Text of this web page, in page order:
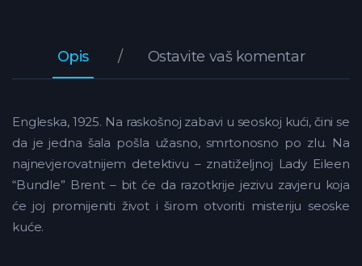
Opis Ostavite vaš komentar
Engleska, 1925. Na raskošnoj zabavi u seoskoj kući, čini se
da je jedna šala pošla užasno, smrtonosno po zlu. Na
najnevjerovatnijem detektivu – znatiželjnoj Lady Eileen
“Bundle” Brent – bit će da razotkrije jezivu zavjeru koja
će joj promijeniti život i širom otvoriti misteriju seoske
kuće.